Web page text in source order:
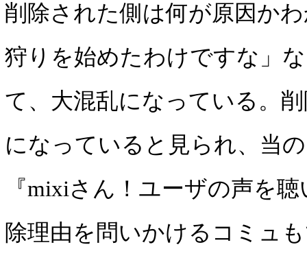
削除された側は何が原因か
狩りを始めたわけですな」
て、大混乱になっている。
になっていると見られ、当
『mixiさん！ユーザの声を
除理由を問いかけるコミュ